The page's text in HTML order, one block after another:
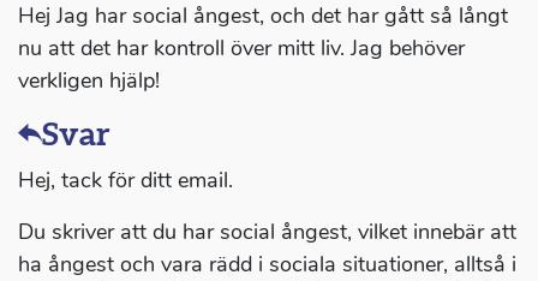
Hej Jag har social ångest, och det har gått så långt
nu att det har kontroll över mitt liv. Jag behöver
verkligen hjälp!
Svar
Hej, tack för ditt email.
Du skriver att du har social ångest, vilket innebär att
ha ångest och vara rädd i sociala situationer, alltså i